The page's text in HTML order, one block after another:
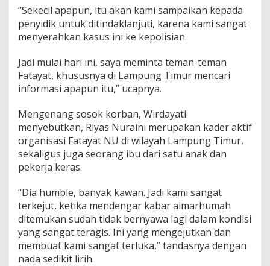
“Sekecil apapun, itu akan kami sampaikan kepada
penyidik untuk ditindaklanjuti, karena kami sangat
menyerahkan kasus ini ke kepolisian.
Jadi mulai hari ini, saya meminta teman-teman
Fatayat, khususnya di Lampung Timur mencari
informasi apapun itu,” ucapnya.
Mengenang sosok korban, Wirdayati
menyebutkan, Riyas Nuraini merupakan kader aktif
organisasi Fatayat NU di wilayah Lampung Timur,
sekaligus juga seorang ibu dari satu anak dan
pekerja keras.
“Dia humble, banyak kawan. Jadi kami sangat
terkejut, ketika mendengar kabar almarhumah
ditemukan sudah tidak bernyawa lagi dalam kondisi
yang sangat teragis. Ini yang mengejutkan dan
membuat kami sangat terluka,” tandasnya dengan
nada sedikit lirih.